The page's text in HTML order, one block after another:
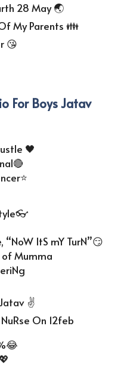
28 May 🌏
My Parents 👪
😘
For Boys Jatav
🖤
“NoW ItS mY TurN”😏
of Mumma
✌
On 12feb